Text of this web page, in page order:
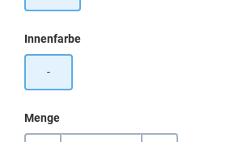
Innenfarbeauswählen
-
Menge